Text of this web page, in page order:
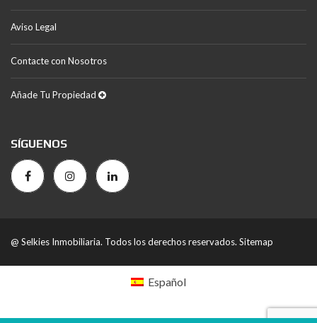
Aviso Legal
Contacte con Nosotros
Añade Tu Propiedad
SÍGUENOS
@ Selkies Inmobiliaria. Todos los derechos reservados. Sitemap
Español